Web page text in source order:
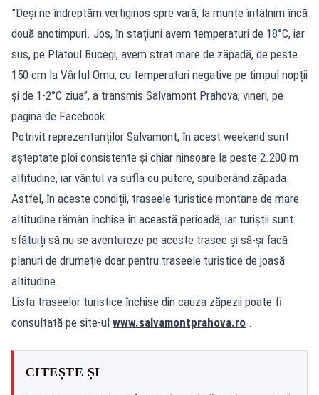
”Deși ne îndreptăm vertiginos spre vară, la munte întâlnim încă
două anotimpuri. Jos, în stațiuni avem temperaturi de 18°C, iar
sus, pe Platoul Bucegi, avem strat mare de zăpadă, de peste
150 cm la Vârful Omu, cu temperaturi negative pe timpul nopții
și de 1-2°C ziua”, a transmis Salvamont Prahova, vineri, pe
pagina de Facebook.
Potrivit reprezentanților Salvamont, în acest weekend sunt
așteptate ploi consistente și chiar ninsoare la peste 2.200 m
altitudine, iar vântul va sufla cu putere, spulberând zăpada.
Astfel, în aceste condiții, traseele turistice montane de mare
altitudine rămân închise în această perioadă, iar turiștii sunt
sfătuiți să nu se aventureze pe aceste trasee și să-și facă
planuri de drumeție doar pentru traseele turistice de joasă
altitudine.
Lista traseelor turistice închise din cauza zăpezii poate fi
consultată pe site-ul www.salvamontprahova.ro .
CITEȘTE ȘI